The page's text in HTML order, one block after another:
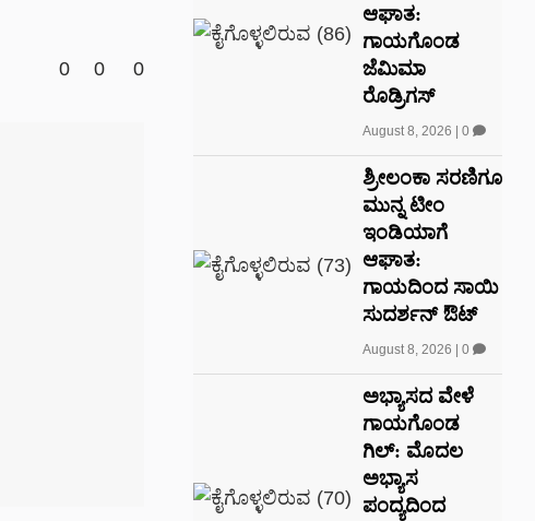
0 0 0
ಆಘಾತ:
ಗಾಯಗೊಂಡ
ಜೆಮಿಮಾ
ರೊಡ್ರಿಗಸ್
August 8, 2026 0
ಶ್ರೀಲಂಕಾ ಸರಣಿಗೂ
ಮುನ್ನ ಟೀಂ
ಇಂಡಿಯಾಗೆ
ಆಘಾತ:
ಗಾಯದಿಂದ ಸಾಯಿ
ಸುದರ್ಶನ್ ಔಟ್
August 8, 2026 0
ಅಭ್ಯಾಸದ ವೇಳೆ
ಗಾಯಗೊಂಡ
ಗಿಲ್: ಮೊದಲ
ಅಭ್ಯಾಸ
ಪಂದ್ಯದಿಂದ